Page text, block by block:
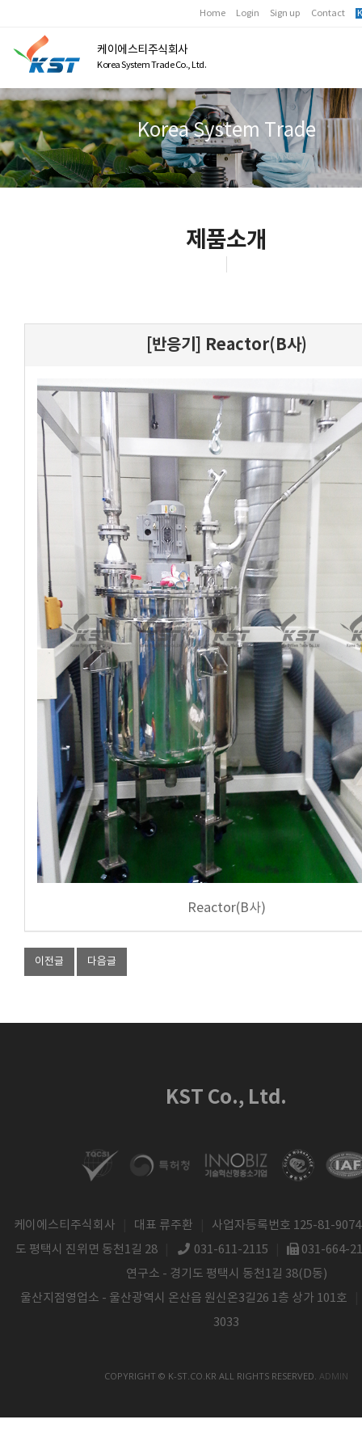
Home Login Sign up Contact
케이에스티주식회사
Korea System Trade Co., Ltd.
Korea System Trade
제품소개
[반응기] Reactor(B사)
Reactor(B사)
이전글 다음글
KST Co., Ltd.
케이에스티주식회사 대표 류주환
사업자등록번호 125-81-
도 평택시 진위면 동천1길 28
031-611-2115
031-664-
연구소 - 경기도 평택시 동천1길 38(D동)
울산지점영업소 - 울산광역시 온산읍 원신온3길26 1층 상가 101호
3033
COPYRIGHT © K-ST.CO.KR ALL RIGHTS RESERVED. ADMIN